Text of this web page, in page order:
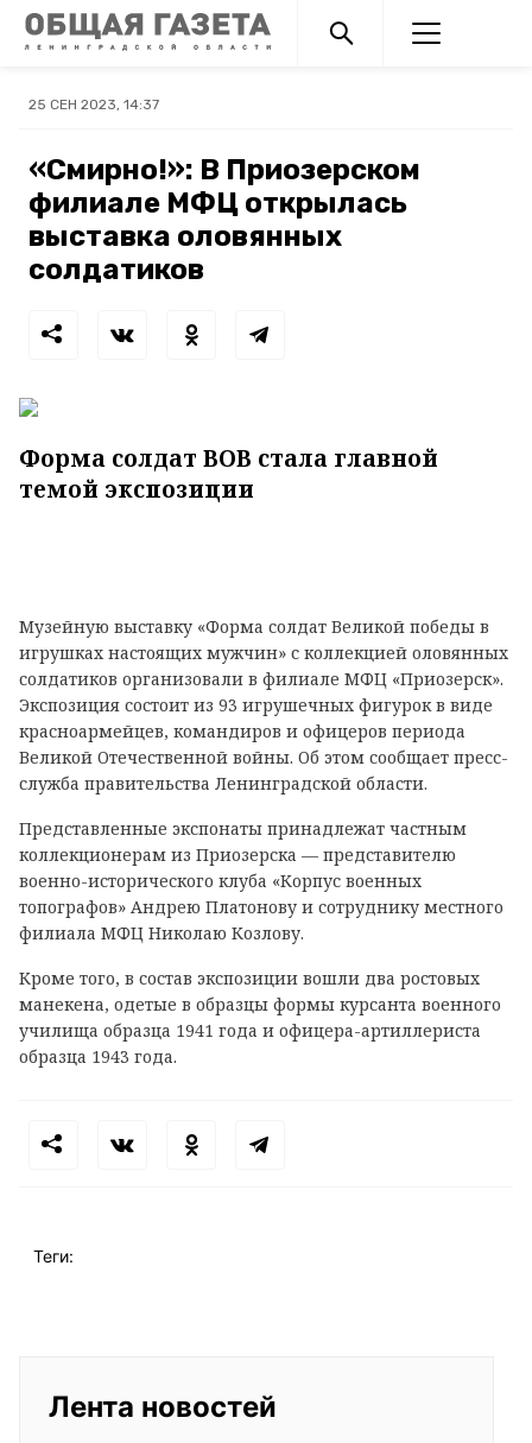
25 СЕН 2023, 14:37
«Смирно!»: В Приозерском
филиале МФЦ открылась
выставка оловянных
солдатиков
Форма солдат ВОВ стала главной
темой экспозиции
Музейную выставку «Форма солдат Великой победы в
игрушках настоящих мужчин» с коллекцией оловянных
солдатиков организовали в филиале МФЦ «Приозерск».
Экспозиция состоит из 93 игрушечных фигурок в виде
красноармейцев, командиров и офицеров периода
Великой Отечественной войны. Об этом сообщает пресс-
служба правительства Ленинградской области.
Представленные экспонаты принадлежат частным
коллекционерам из Приозерска — представителю
военно-исторического клуба «Корпус военных
топографов» Андрею Платонову и сотруднику местного
филиала МФЦ Николаю Козлову.
Кроме того, в состав экспозиции вошли два ростовых
манекена, одетые в образцы формы курсанта военного
училища образца 1941 года и офицера-артиллериста
образца 1943 года.
Теги:
Лента новостей